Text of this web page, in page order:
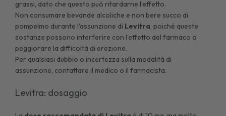
grassi, dato che questo può ritardarne l’effetto.
Non consumare bevande alcoliche e non bere succo di
pompelmo durante l'assunzione di Levitra, poiché queste
sostanze possono interferire con l'effetto del farmaco o
peggiorare la difficoltà di erezione.
Per qualsiasi dubbio o incertezza sulla modalità di
assunzione, contattare il medico o il farmacista.
Levitra: dosaggio